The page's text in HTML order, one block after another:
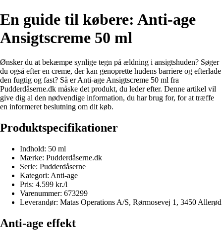
En guide til købere: Anti-age
Ansigtscreme 50 ml
Ønsker du at bekæmpe synlige tegn på ældning i ansigtshuden? Søger
du også efter en creme, der kan genoprette hudens barriere og efterlade
den fugtig og fast? Så er Anti-age Ansigtscreme 50 ml fra
Pudderdåserne.dk måske det produkt, du leder efter. Denne artikel vil
give dig al den nødvendige information, du har brug for, for at træffe
en informeret beslutning om dit køb.
Produktspecifikationer
Indhold: 50 ml
Mærke: Pudderdåserne.dk
Serie: Pudderdåserne
Kategori: Anti-age
Pris: 4.599 kr./l
Varenummer: 673299
Leverandør: Matas Operations A/S, Rørmosevej 1, 3450 Allerød
Anti-age effekt